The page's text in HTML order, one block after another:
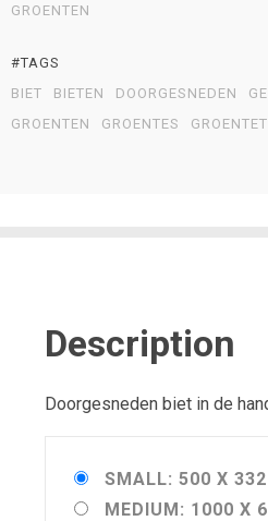
GROENTEN
#TAGS
BIET
BIETEN DOORGESNEDEN
GROENTEN
GROENTES
Description
Doorgesneden biet in de
SMALL: 500 X 332
MEDIUM: 1000 X